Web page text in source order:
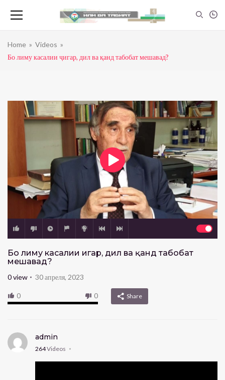
Home » Videos »
Бо лиму касалии ҷигар, дил ва қанд табобат мешавад?
Бо лиму касалии ҷигар, дил ва қанд табобат
мешавад?
0view 30 апреля, 2023
0 0 Share
admin
264Videos